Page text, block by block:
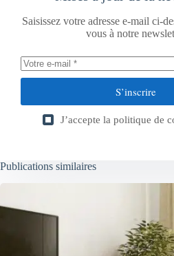
Saisissez votre adresse e-mail ci-
vous à notre
S’inscrire
J’accepte la politique de
Publications similaires